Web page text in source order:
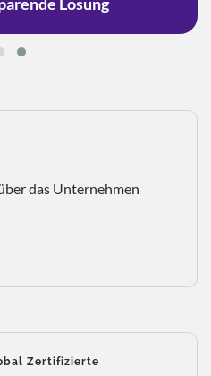
das Unternehmen
Zertifizierte